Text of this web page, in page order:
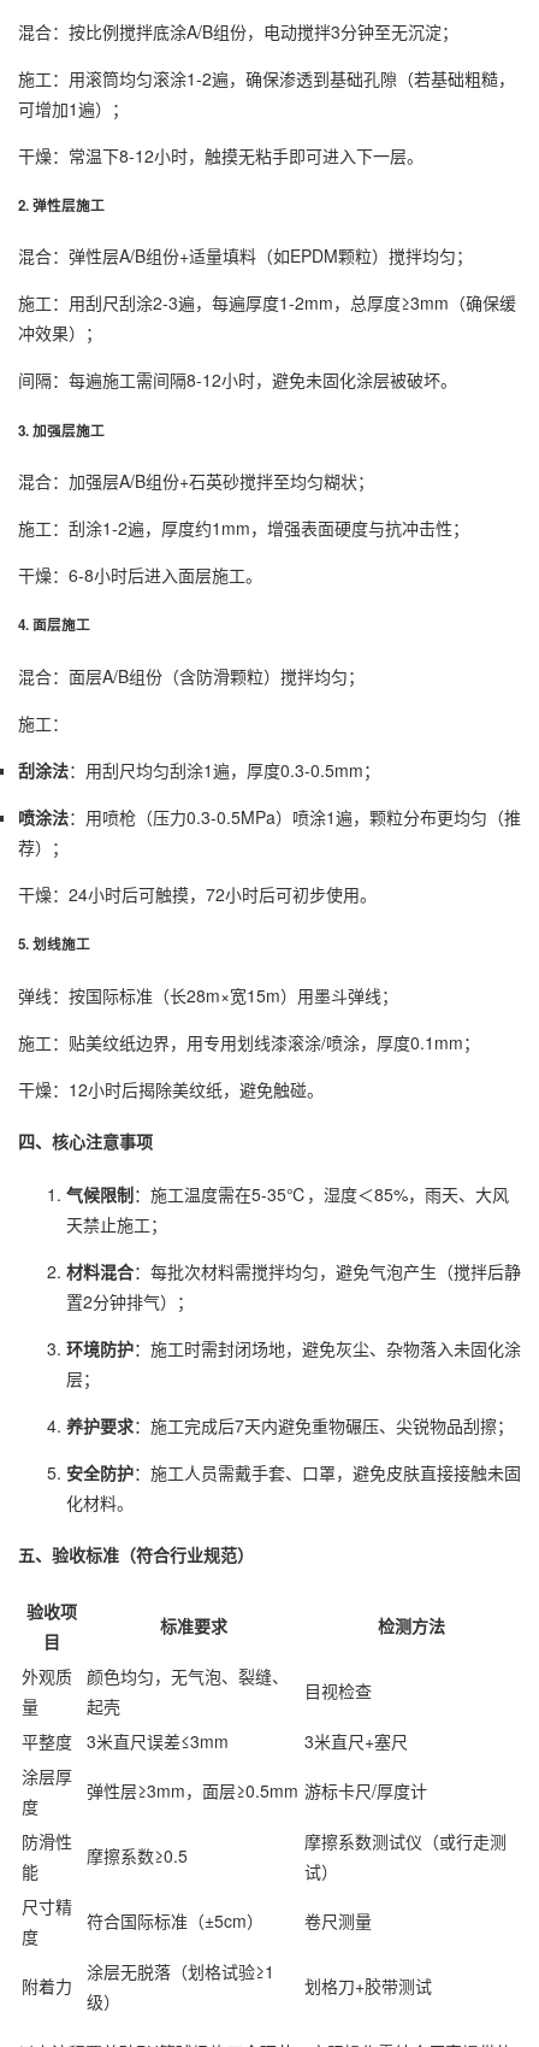
混合：按比例搅拌底涂A/B组份，电动搅拌3分钟至无沉淀；
施工：用滚筒均匀滚涂1-2遍，确保渗透到基础孔隙（若基础粗糙，
可增加1遍）；
干燥：常温下8-12小时，触摸无粘手即可进入下一层。
2. 弹性层施工
混合：弹性层A/B组份+适量填料（如EPDM颗粒）搅拌均匀；
施工：用刮尺刮涂2-3遍，每遍厚度1-2mm，总厚度≥3mm（确保缓
冲效果）；
间隔：每遍施工需间隔8-12小时，避免未固化涂层被破坏。
3. 加强层施工
混合：加强层A/B组份+石英砂搅拌至均匀糊状；
施工：刮涂1-2遍，厚度约1mm，增强表面硬度与抗冲击性；
干燥：6-8小时后进入面层施工。
4. 面层施工
混合：面层A/B组份（含防滑颗粒）搅拌均匀；
施工：
刮涂法：用刮尺均匀刮涂1遍，厚度0.3-0.5mm；
喷涂法：用喷枪（压力0.3-0.5MPa）喷涂1遍，颗粒分布更均匀（推
荐）；
干燥：24小时后可触摸，72小时后可初步使用。
5. 划线施工
弹线：按国际标准（长28m×宽15m）用墨斗弹线；
施工：贴美纹纸边界，用专用划线漆滚涂/喷涂，厚度0.1mm；
干燥：12小时后揭除美纹纸，避免触碰。
四、核心注意事项
气候限制：施工温度需在5-35℃，湿度＜85%，雨天、大风
天禁止施工；
材料混合：每批次材料需搅拌均匀，避免气泡产生（搅拌后静
置2分钟排气）；
环境防护：施工时需封闭场地，避免灰尘、杂物落入未固化涂
层；
养护要求：施工完成后7天内避免重物碾压、尖锐物品刮擦；
安全防护：施工人员需戴手套、口罩，避免皮肤直接接触未固
化材料。
五、验收标准（符合行业规范）
验收项
目
标准要求 检测方法
外观质
量
颜色均匀，无气泡、裂缝、
起壳
目视检查
平整度 3米直尺误差≤3mm
3米直尺+塞尺
涂层厚
度
弹性层≥3mm，面层≥0.5mm 游标卡尺/厚度计
防滑性
能
摩擦系数≥0.5
摩擦系数测试仪（或行走测
试）
尺寸精
度
符合国际标准（±5cm） 卷尺测量
附着力
涂层无脱落（划格试验≥1
级）
划格刀+胶带测试